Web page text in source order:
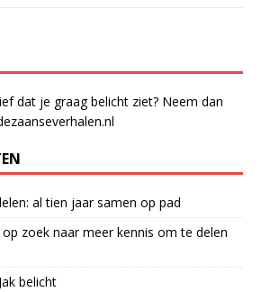
dat je graag belicht ziet? Neem dan
al tien jaar samen op pad
zoek naar meer kennis om te delen
belicht